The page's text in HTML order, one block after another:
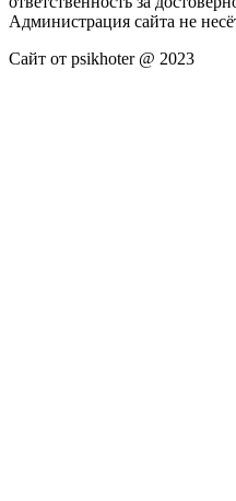
Администрация сайта не
Сайт от psikhoter @ 2023